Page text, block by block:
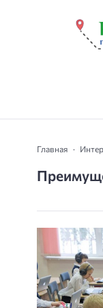
Главная